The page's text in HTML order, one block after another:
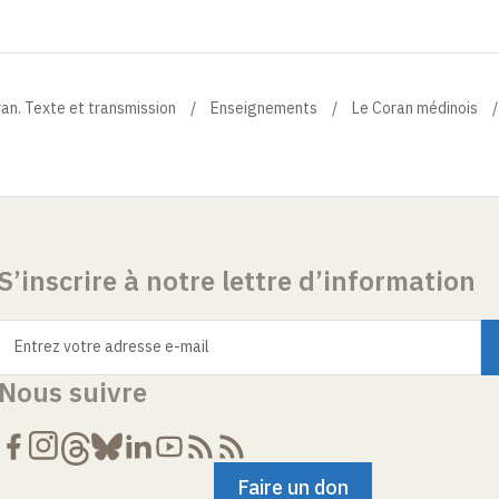
Texte et transmission Enseignements Le Coran médinois
à notre lettre d’information
Entrez votre adresse e-mail
suivre
Faire un don